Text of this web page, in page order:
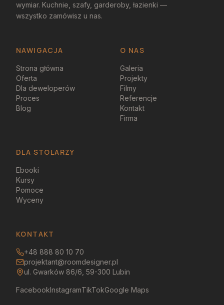
wymiar. Kuchnie, szafy, garderoby, łazienki —
wszystko zamówisz u nas.
NAWIGACJA O NAS
Strona główna
Oferta
Dla deweloperów
Proces
Blog
Galeria
Projekty
Filmy
Referencje
Kontakt
Firma
DLA STOLARZY
Ebooki
Kursy
Pomoce
Wyceny
KONTAKT
+48 888 80 10 70
projektant@roomdesigner.pl
ul. Gwarków 86/6, 59-300 Lubin
FacebookInstagramTikTokGoogle Maps